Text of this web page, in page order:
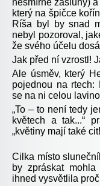
který na špičce
Ríša byl by snad
nebyl pozoroval,
že svého účelu
Jak před ní vzrostl!
Ale úsměv, který
pojednou na rtech:
se na ni celou
„To – to není tedy
květech a tak...“
„květiny mají také
Cilka místo
by zpráskat
ihned vysvětlila